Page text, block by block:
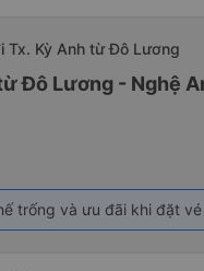
Tx. Kỳ Anh từ Đô Lương
Đô Lương - Nghệ
trống và ưu đãi khi đặt vé